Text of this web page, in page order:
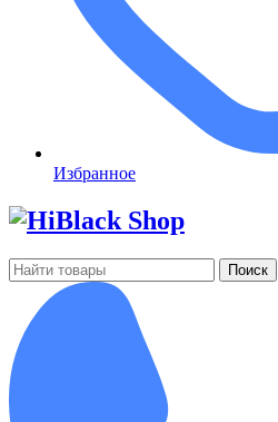
Избранное
Поиск